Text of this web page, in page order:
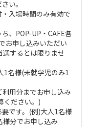
い。
入場時間のみ有効で
、POP-UP・CAFE各
お申し込みいただい
選するとは限りませ
1名様(未就学児のみ1
用分までお申し込み
ください。)
です。(例)大人1名様
様分でお申し込み